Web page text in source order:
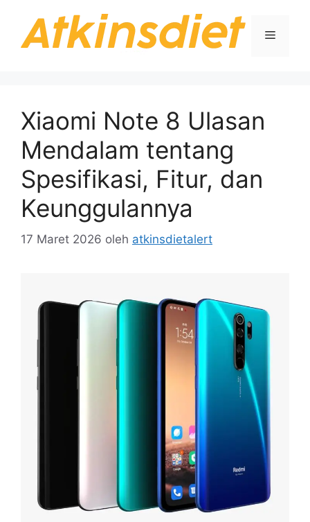
Menu
Xiaomi Note 8 Ulasan
Mendalam tentang
Spesifikasi, Fitur, dan
Keunggulannya
17 Maret 2026 oleh atkinsdietalert